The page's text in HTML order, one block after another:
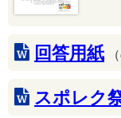
回答用紙
スポレク